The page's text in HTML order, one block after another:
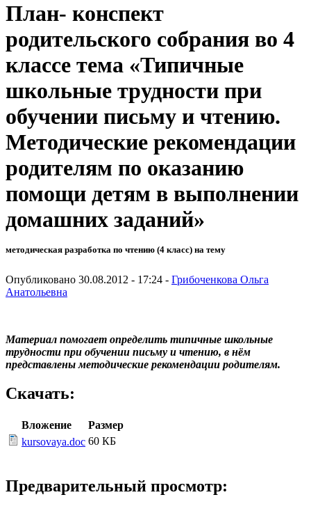
План- конспект
родительского собрания во 4
классе тема «Типичные
школьные трудности при
обучении письму и чтению.
Методические рекомендации
родителям по оказанию
помощи детям в выполнении
домашних заданий»
методическая разработка по чтению (4 класс) на тему
Опубликовано 30.08.2012 - 17:24 - Грибоченкова Ольга
Анатольевна
Материал помогает определить типичные школьные
трудности при обучении письму и чтению, в нём
представлены методические рекомендации родителям.
Скачать:
Вложение
Размер
kursovaya.doc 60 КБ
Предварительный просмотр: